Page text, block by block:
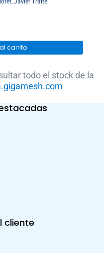
, Javier Traité
carrito
todo el stock de la
cliente